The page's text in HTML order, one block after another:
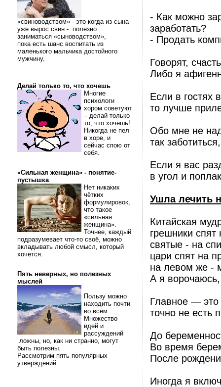
«свиноводством» - это когда из сына
уже вырос свин - полезно
заниматься «сыноводством»,
пока есть шанс воспитать из
маленького мальчика достойного
мужчину.
Делай только то, что хочешь
Многие
психологи
хором советуют
– делай только
то, что хочешь!
Никогда не пел
в хоре, и
сейчас спою от
себя.
«Сильная женщина» - понятие-
пустышка
Нет никаких
чётких
формулировок,
что такое
«сильная
женщина».
Точнее, каждый
подразумевает что-то своё, можно
вкладывать любой смысл, который
хочется.
Пять неверных, но полезных
мыслей
Пользу можно
находить почти
во всём.
Множество
идей и
рассуждений
ложны, но, как ни странно, могут
быть полезны.
Рассмотрим пять популярных
утверждений.
- Как можно
заработать?
- Продать
Говорят,
Либо я
Если в гостях
то лучше
Обо мне не
так
Если я вас
в угол и
Ушла лечить
Китайская
грешники спят
святые - на
цари спят на
на левом же -
А я ворочаюсь,
Главное —
точно не есть
До
Во время
После
Иногда я